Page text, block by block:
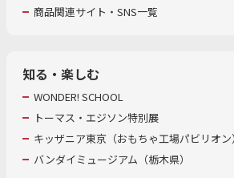
商品関連サイト・SNS一覧
知る・楽しむ
WONDER! SCHOOL
トーマス・エジソン特別展
キッザニア東京（おもちゃ工場パビリオ
バンダイミュージアム（栃木県）